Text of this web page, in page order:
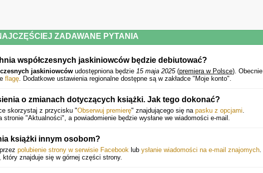
ZADAWANE PYTANIA
współczesnych jaskiniowców będzie debiutować?
jaskiniowców udostępniona będzie 15 maja 2025(premiera w Polsce). Obecnie
flagę. Dodatkowe ustawienia regionalne dostępne są w zakładce "Moje konto".
o zmianach dotyczących książki. Jak tego dokonać?
skorzystaj z przycisku "Obserwuj premierę" znajdującego się na pasku z opcjami.
"Aktualności", a powiadomienie będzie wysłane we wiadomości e-mail.
książki innym osobom?
polubienie strony w serwisie Facebook lub ysłanie wiadomości na e-mail znajomych.
, który znajduje się w górnej części strony.